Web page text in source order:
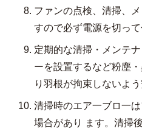
ファンの点検、清掃、
すので必ず電源を切って
定期的な清掃・メンテ
ーを設置するなど粉塵
り羽根が拘束しないよ
清掃時のエア一ブロ一
場合があり ます。清掃